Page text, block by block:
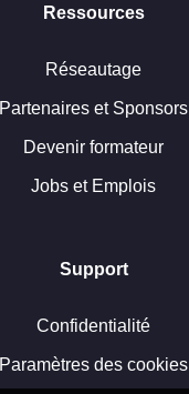
Ressources
Réseautage
Partenaires et Sponsors
Devenir formateur
Jobs et Emplois
Support
Confidentialité
Paramètres des cookies